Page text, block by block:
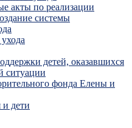
акты по реализации
системы
детей, оказавшихся
ситуации
фонда Елены и
дети